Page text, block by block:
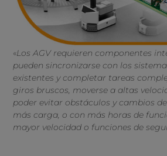
«Los AGV requieren componentes
pueden sincronizarse con los
existentes y completar tareas
giros bruscos, moverse a altas
poder evitar obstáculos y cambios
más carga, o con más horas de
mayor velocidad o funciones de